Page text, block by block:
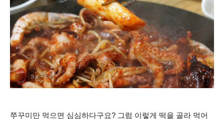
쭈꾸미만 먹으면 심심하다구요? 그럼 이렇게 떡을 골라 먹어